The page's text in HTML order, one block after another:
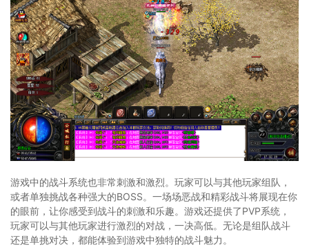
游戏中的战斗系统也非常刺激和激烈。玩家可以与其他玩家组队，
或者单独挑战各种强大的BOSS。一场场恶战和精彩战斗将展现在你
的眼前，让你感受到战斗的刺激和乐趣。游戏还提供了PVP系统，
玩家可以与其他玩家进行激烈的对战，一决高低。无论是组队战斗
还是单挑对决，都能体验到游戏中独特的战斗魅力。